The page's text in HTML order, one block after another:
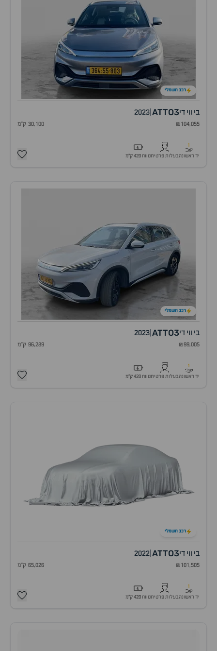
רכב חשמלי
בי ווי דיATTO3
2023
₪104,055 30,100 ק"מ
1
יד ראשונהבעלות פרטיתטווח 420 ק״מ
רכב חשמלי
בי ווי דיATTO3
2023
₪99,005 96,289 ק"מ
1
יד ראשונהבעלות פרטיתטווח 420 ק״מ
רכב חשמלי
בי ווי דיATTO3
2022
₪101,505 65,026 ק"מ
1
יד ראשונהבעלות פרטיתטווח 420 ק״מ